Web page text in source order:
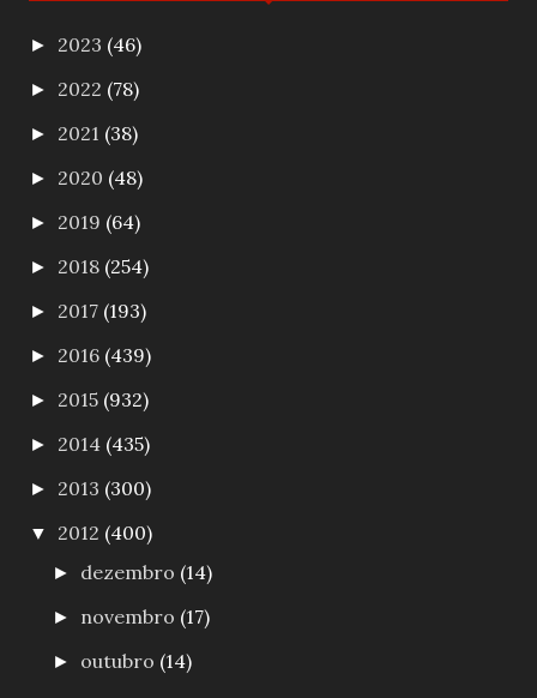
► 2023 (46)
► 2022 (78)
► 2021 (38)
► 2020 (48)
► 2019 (64)
► 2018 (254)
► 2017 (193)
► 2016 (439)
► 2015 (932)
► 2014 (435)
► 2013 (300)
▼ 2012 (400)
► dezembro (14)
► novembro (17)
► outubro (14)